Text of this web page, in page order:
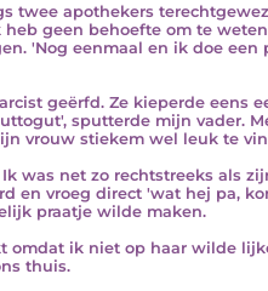
twee apothekers
geen behoefte om te
'Nog eenmaal en ik doe
geërfd. Ze kieperde eens
sputterde mijn vader.
vrouw stiekem wel leuk te
was net zo rechtstreeks als
en vroeg direct 'wat hej pa,
praatje wilde maken.
omdat ik niet op haar wilde
thuis.